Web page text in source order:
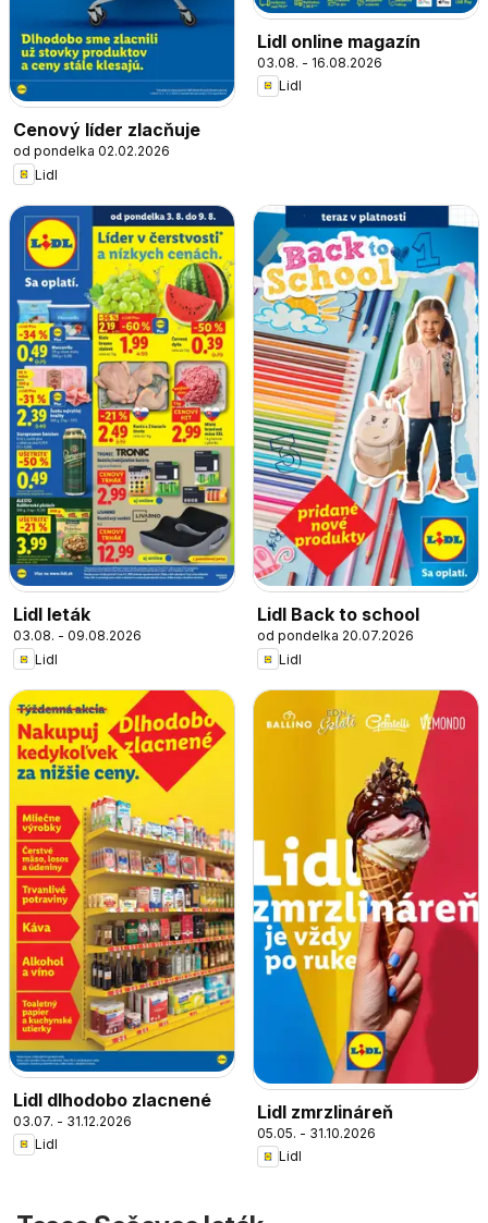
Cenový líder zlacňuje
od pondelka 02.02.2026
Lidl
Lidl online magazín
03.08. - 16.08.2026
Lidl
Lidl leták
03.08. - 09.08.2026
Lidl
Lidl Back to school
od pondelka 20.07.2026
Lidl
Lidl dlhodobo zlacnené
03.07. - 31.12.2026
Lidl
Lidl zmrzlináreň
05.05. - 31.10.2026
Lidl